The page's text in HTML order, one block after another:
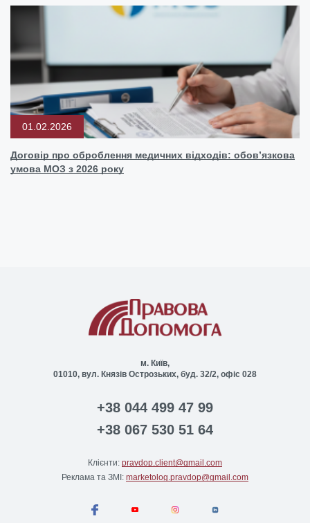
01.02.2026
Договір про оброблення медичних відходів: обовʼязкова
умова МОЗ з 2026 року
м. Київ,
01010, вул. Князів Острозьких, буд. 32/2, офіс 028
+38 044 499 47 99
+38 067 530 51 64
Клієнти: pravdop.client@gmail.com
Реклама та ЗМІ: marketolog.pravdop@gmail.com